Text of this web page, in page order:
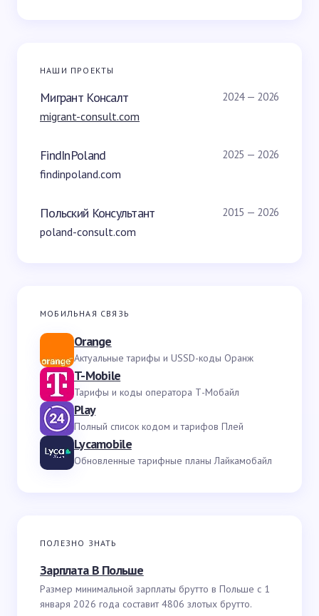
НАШИ ПРОЕКТЫ
Мигрант Консалт 2024 — 2026
migrant-consult.com
FindInPoland 2025 — 2026
findinpoland.com
Польский Консультант 2015 — 2026
poland-consult.com
МОБИЛЬНАЯ СВЯЗЬ
Orange
Актуальные тарифы и USSD-коды Оранж
T-Mobile
Тарифы и коды оператора Т-Мобайл
Play
Полный список кодом и тарифов Плей
Lycamobile
Обновленные тарифные планы Лайкамобайл
ПОЛЕЗНО ЗНАТЬ
Зарплата В Польше
Размер минимальной зарплаты брутто в Польше с 1
января 2026 года составит 4806 злотых брутто.